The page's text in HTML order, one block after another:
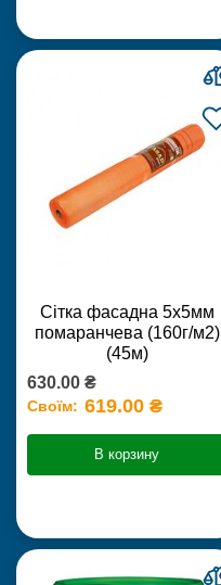
Сітка фасадна 5х5мм
помаранчева (160г/м2)
(45м)
630.00 ₴
Своїм: 619.00 ₴
В корзину